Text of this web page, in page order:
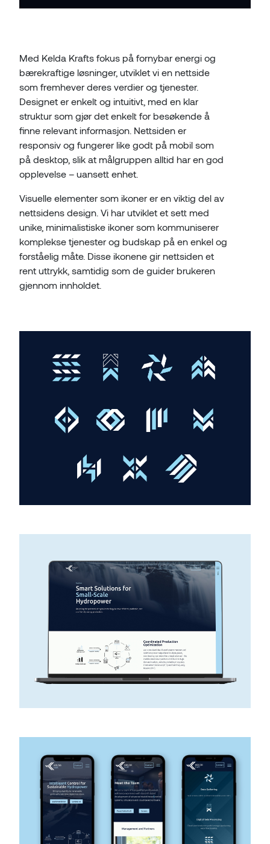
Med Kelda Krafts fokus på fornybar energi og
bærekraftige løsninger, utviklet vi en nettside
som fremhever deres verdier og tjenester.
Designet er enkelt og intuitivt, med en klar
struktur som gjør det enkelt for besøkende å
finne relevant informasjon. Nettsiden er
responsiv og fungerer like godt på mobil som
på desktop, slik at målgruppen alltid har en god
opplevelse – uansett enhet.
Visuelle elementer som ikoner er en viktig del av
nettsidens design. Vi har utviklet et sett med
unike, minimalistiske ikoner som kommuniserer
komplekse tjenester og budskap på en enkel og
forståelig måte. Disse ikonene gir nettsiden et
rent uttrykk, samtidig som de guider brukeren
gjennom innholdet.